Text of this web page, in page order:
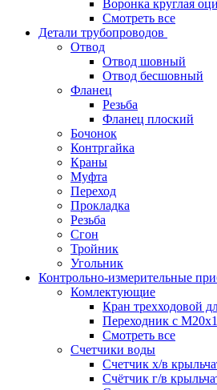
Воронка круглая
Смотреть все
Детали трубопроводов
Отвод
Отвод шовный
Отвод бесшовный
Фланец
Резьба
Фланец плоский
Бочонок
Контргайка
Краны
Муфта
Переход
Прокладка
Резьба
Сгон
Тройник
Угольник
Контрольно-измерительные
Комлектующие
Кран трехходовой
Переходник с
Смотреть все
Счетчики воды
Счетчик х/в
Счётчик г/в